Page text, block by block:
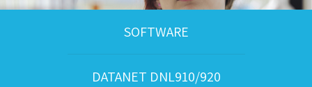
SOFTWARE
DATANET DNL910/920